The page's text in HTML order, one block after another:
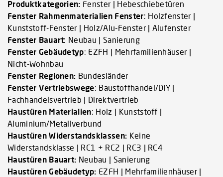
Produktkategorien: Fenster | Hebeschiebetüren
Fenster Rahmenmaterialien Fenster: Holzfenster |
Kunststoff-Fenster | Holz/Alu-Fenster | Alufenster
Fenster Bauart: Neubau | Sanierung
Fenster Gebäudetyp: EZFH | Mehrfamilienhäuser |
Nicht-Wohnbau
Fenster Regionen: Bundesländer
Fenster Vertriebswege: Baustoffhandel/DIY |
Fachhandelsvertrieb | Direktvertrieb
Haustüren Materialien: Holz | Kunststoff |
Aluminium/Metallverbund
Haustüren Widerstandsklassen: Keine
Widerstandsklasse | RC1 + RC2 | RC3 | RC4
Haustüren Bauart: Neubau | Sanierung
Haustüren Gebäudetyp: EZFH | Mehrfamilienhäuser |